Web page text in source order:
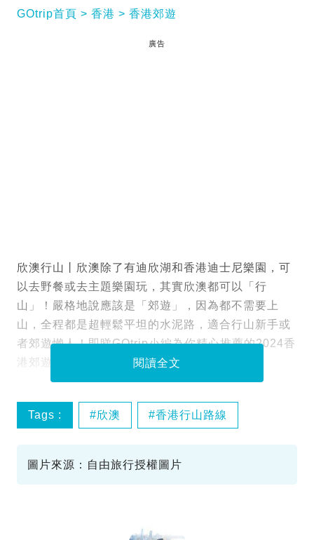
GOtrip首頁 香港 香港郊遊
廣告
欣澳行山丨欣澳除了有迪欣湖和香港迪士尼樂園，可
以去野餐或去主題樂園玩，其實欣澳都可以「行
山」！嚴格地說應該是「郊遊」，因為都不需要上
山，全程都是超輕鬆平坦的水泥路，適合行山新手或
者郊遊懶人！即睇GOtrip小編為你精心推薦的2024香
港郊遊最新資訊：
閱讀全文
Tags : 欣澳 香港行山路線
圖片來源：自由旅行授權圖片